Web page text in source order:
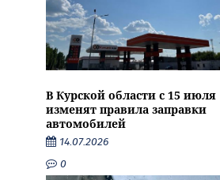
В Курской области с 15 июля
изменят правила заправки
автомобилей
14.07.2026
0